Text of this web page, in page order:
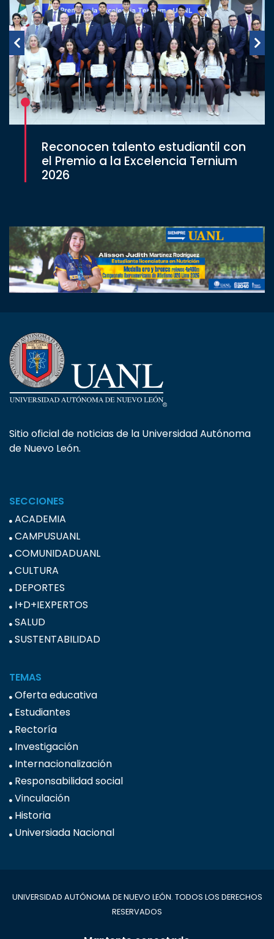
Reconocen talento estudiantil con
el Premio a la Excelencia Ternium
2026
Sitio oficial de noticias de la Universidad Autónoma
de Nuevo León.
SECCIONES
ACADEMIA
CAMPUSUANL
COMUNIDADUANL
CULTURA
DEPORTES
I+D+IEXPERTOS
SALUD
SUSTENTABILIDAD
TEMAS
Oferta educativa
Estudiantes
Rectoría
Investigación
Internacionalización
Responsabilidad social
Vinculación
Historia
Universiada Nacional
UNIVERSIDAD AUTÓNOMA DE NUEVO LEÓN. TODOS LOS DERECHOS
RESERVADOS